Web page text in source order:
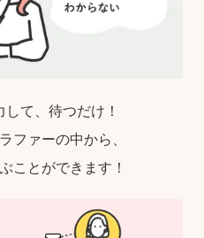
て、待つだけ！
ファーの中から、
ことができます！